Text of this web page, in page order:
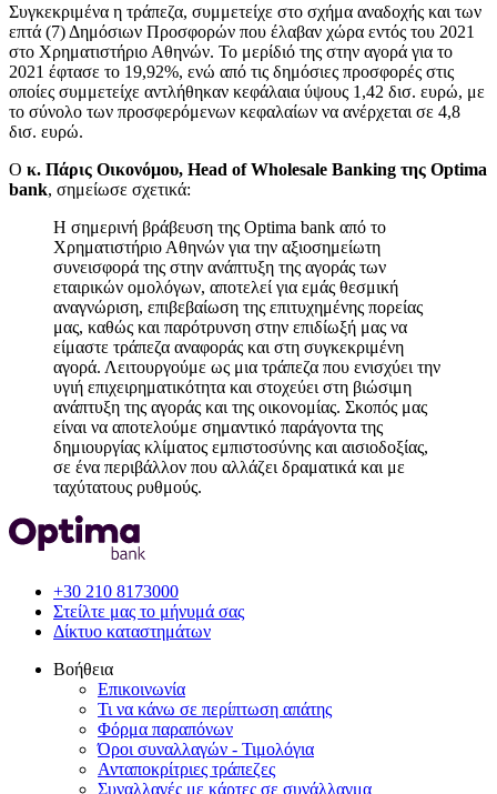
Συγκεκριμένα η τράπεζα, συμμετείχε στο σχήμα αναδοχής και των
επτά (7) Δημόσιων Προσφορών που έλαβαν χώρα εντός του 2021
στο Χρηματιστήριο Αθηνών. Το μερίδιό της στην αγορά για το
2021 έφτασε το 19,92%, ενώ από τις δημόσιες προσφορές στις
οποίες συμμετείχε αντλήθηκαν κεφάλαια ύψους 1,42 δισ. ευρώ, με
το σύνολο των προσφερόμενων κεφαλαίων να ανέρχεται σε 4,8
δισ. ευρώ.
Ο κ. Πάρις Οικονόμου, Head of Wholesale Banking της Optima
bank, σημείωσε σχετικά:
Η σημερινή βράβευση της Optima bank από το
Χρηματιστήριο Αθηνών για την αξιοσημείωτη
συνεισφορά της στην ανάπτυξη της αγοράς των
εταιρικών ομολόγων, αποτελεί για εμάς θεσμική
αναγνώριση, επιβεβαίωση της επιτυχημένης πορείας
μας, καθώς και παρότρυνση στην επιδίωξή μας να
είμαστε τράπεζα αναφοράς και στη συγκεκριμένη
αγορά. Λειτουργούμε ως μια τράπεζα που ενισχύει την
υγιή επιχειρηματικότητα και στοχεύει στη βιώσιμη
ανάπτυξη της αγοράς και της οικονομίας. Σκοπός μας
είναι να αποτελούμε σημαντικό παράγοντα της
δημιουργίας κλίματος εμπιστοσύνης και αισιοδοξίας,
σε ένα περιβάλλον που αλλάζει δραματικά και με
ταχύτατους ρυθμούς.
+30 210 8173000
Στείλτε μας το μήνυμά σας
Δίκτυο καταστημάτων
Βοήθεια
Επικοινωνία
Τι να κάνω σε περίπτωση απάτης
Φόρμα παραπόνων
Όροι συναλλαγών - Τιμολόγια
Ανταποκρίτριες τράπεζες
Συναλλαγές με κάρτες σε συνάλλαγμα